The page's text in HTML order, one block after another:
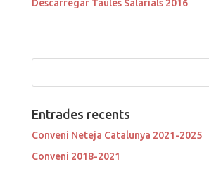
Descarregar Taules Salarials 2016
Entrades recents
Conveni Neteja Catalunya 2021-2025
Conveni 2018-2021